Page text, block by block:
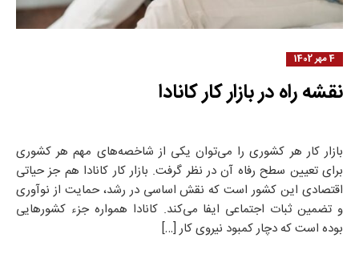
4 مهر 1402
نقشه راه در بازار کار کانادا
بازار کار هر کشوری را می‌توان یکی از شاخصه‌های مهم هر کشوری
برای تعیین سطح رفاه آن در نظر گرفت. بازار کار کانادا هم جز حیاتی
اقتصادی این کشور است که نقش اساسی در رشد، حمایت از نوآوری
و تضمین ثبات اجتماعی ایفا می‌کند. کانادا همواره جزء کشورهایی
بوده است که دچار کمبود نیروی کار […]